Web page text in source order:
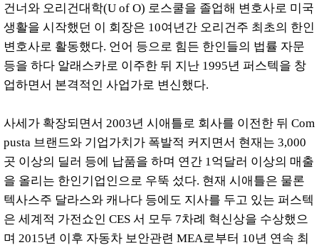
건너와 오리건대학(U of O) 로스쿨을 졸업해 변호사로 미국
생활을 시작했던 이 회장은 10여년간 오리건주 최초의 한인
변호사로 활동했다. 언어 등으로 힘든 한인들의 법률 자문
등을 하다 알래스카로 이주한 뒤 지난 1995년 퍼스텍을 창
업하면서 본격적인 사업가로 변신했다.
사세가 확장되면서 2003년 시애틀로 회사를 이전한 뒤 Com
pusta 브랜드와 기업가치가 폭발적 커지면서 현재는 3,000
곳 이상의 딜러 등에 납품을 하며 연간 1억달러 이상의 매출
을 올리는 한인기업인으로 우뚝 섰다. 현재 시애틀은 물론
텍사스주 달라스와 캐나다 등에도 지사를 두고 있는 퍼스텍
은 세계적 가전쇼인 CES 서 모두 7차례 혁신상을 수상했으
며 2015년 이후 자동차 보안관련 MEA로부터 10년 연속 최